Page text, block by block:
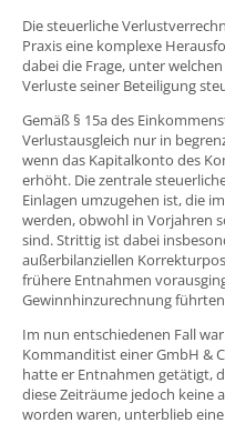
Die steuerliche
Praxis eine komplexe
dabei die Frage, unter
Verluste seiner Beteiligung
Gemäß § 15a des
Verlustausgleich nur in
wenn das Kapitalkonto des
erhöht. Die zentrale
Einlagen umzugehen ist, die
werden, obwohl in Vorjahren
sind. Strittig ist dabei
außerbilanziellen
frühere Entnahmen
Gewinnhinzurechnung
Im nun entschiedenen Fall
Kommanditist einer GmbH &
hatte er Entnahmen getätigt,
diese Zeiträume jedoch keine
worden waren, unterblieb